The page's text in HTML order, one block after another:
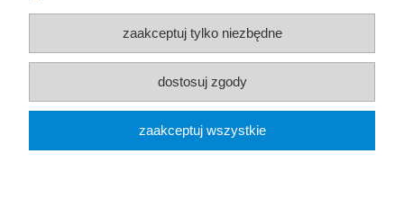
O firmie
Rekomendowane Strony
zaakceptuj tylko niezbędne
dostosuj zgody
zaakceptuj wszystkie